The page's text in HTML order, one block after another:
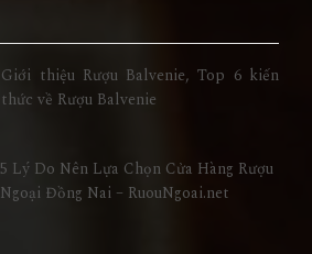
Giới thiệu Rượu Balvenie, Top 6 kiến
thức về Rượu Balvenie
5 Lý Do Nên Lựa Chọn Cửa Hàng Rượu
Ngoại Đồng Nai – RuouNgoai.net